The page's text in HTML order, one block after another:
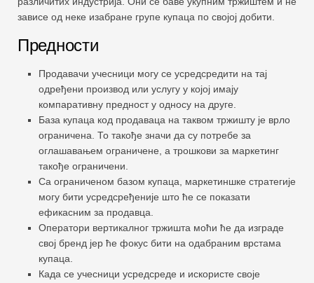
зависе од неке изабране групе купаца по својој добити.
Предности
Продавачи учесници могу се усредсредити на тај
одређени производ или услугу у којој имају
компаративну предност у односу на друге.
База купаца код продаваца на таквом тржишту је врло
ограничена. То такође значи да су потребе за
оглашавањем ограничене, а трошкови за маркетинг
такође ограничени.
Са ограниченом базом купаца, маркетиншке стратегије
могу бити усредсређеније што ће се показати
ефикасним за продавца.
Оператори вертикалног тржишта моћи ће да изграде
свој бренд јер ће фокус бити на одабраним врстама
купаца.
Када се учесници усредсреде и искористе своје